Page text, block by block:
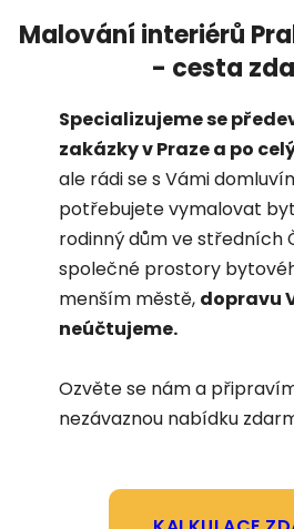
Malování interiérů
- cesta
Specializujeme se
zakázky v Praze a po
ale rádi se s Vámi
potřebujete vymalovat
rodinný dům ve středních
společné prostory
menším městě, dopravu
neúčtujeme.
Ozvěte se nám a
nezávaznou nabídku